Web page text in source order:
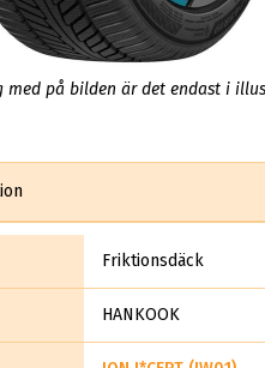
med på bilden är det endast i
Friktionsdäck
HANKOOK